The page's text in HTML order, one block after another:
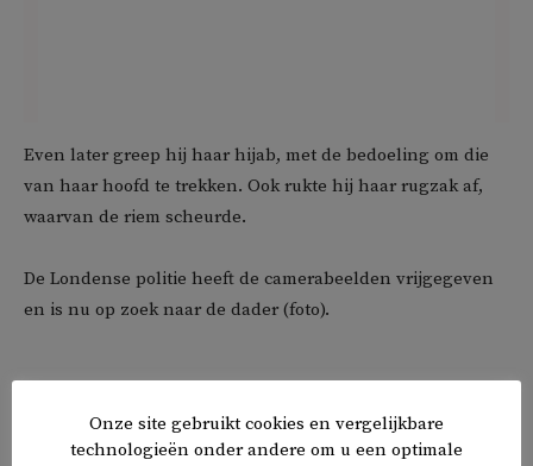
Even later greep hij haar hijab, met de bedoeling om die
van haar hoofd te trekken. Ook rukte hij haar rugzak af,
waarvan de riem scheurde.
De Londense politie heeft de camerabeelden vrijgegeven
en is nu op zoek naar de dader (foto).
Delen 𝕏 f in ✉
Onze site gebruikt cookies en vergelijkbare
technologieën onder andere om u een optimale